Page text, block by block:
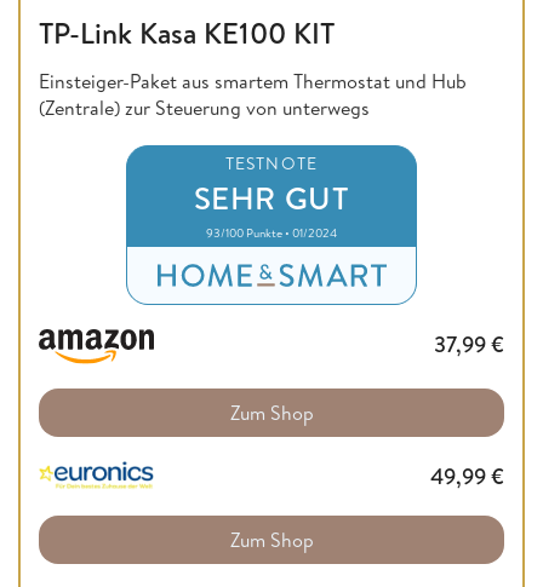
TP-Link Kasa KE100 KIT
Einsteiger-Paket aus smartem Thermostat und Hub
(Zentrale) zur Steuerung von unterwegs
TESTNOTE
SEHR GUT
93/100 Punkte • 01/2024
37,99€
Zum Shop
49,99€
Zum Shop